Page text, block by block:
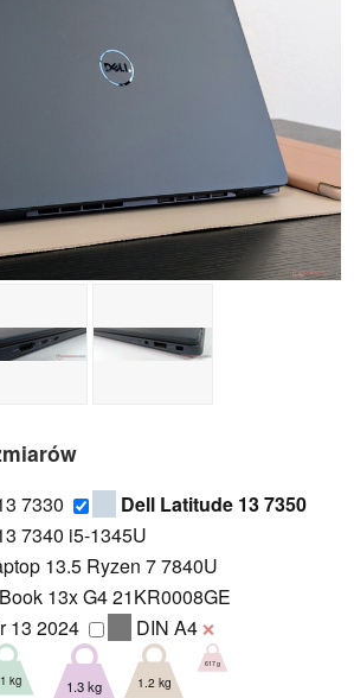
7330
Dell Latitude 13 7350
7340 i5-1345U
13.5 Ryzen 7 7840U
13x G4 21KR0008GE
13 2024
DIN A4 ❌
kg 1.3 kg 1.2 kg
617 g